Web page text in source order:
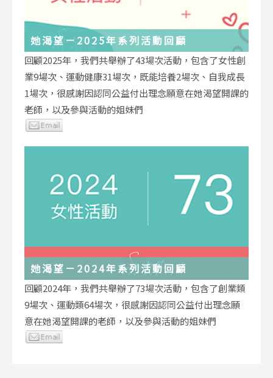
她渴望－2025年系列活動回顧
回顧2025年，我們共舉辦了43場次活動，包含了女性創
業9場次、運動健康31場次，既能培養2場次、自我成長
1場次，很感謝因認同公益付出理念願意在她渴望開課的
老師，以及參與活動的姐妹們
她渴望－2024年系列活動回顧
回顧2024年，我們共舉辦了73場次活動，包含了創業類
9場次、運動類64場次，很感謝因認同公益付出理念願
意在她渴望開課的老師，以及參與活動的姐妹們